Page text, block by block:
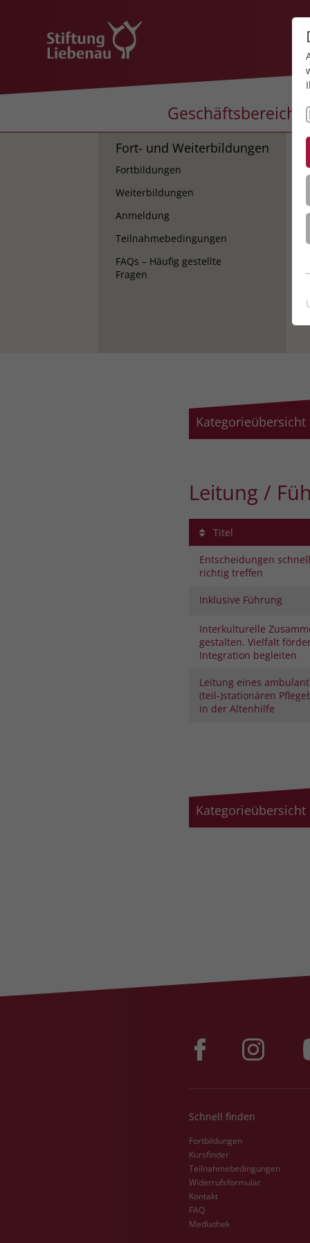
Geschäftsbereiche
Fort- und Weiterbildungen
Fortbildungen
Weiterbildungen
Anmeldung
Teilnahmebedingungen
FAQs – Häufig gestellte
Fragen
Kategorieübersicht
Leitung /
Titel
Entscheidungen
richtig treffen
Inklusive Führung
Interkulturelle
gestalten. Vielfalt
Integration begleiten
Leitung eines
(teil-)stationären
in der Altenhilfe
Kategorieübersicht
Schnell finden
Fortbildungen
Kursfinder
Teilnahmebedingungen
Widerrufsformular
Kontakt
FAQ
Mediathek